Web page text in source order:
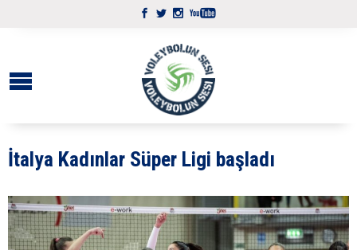
İtalya Kadınlar Süper Ligi başladı